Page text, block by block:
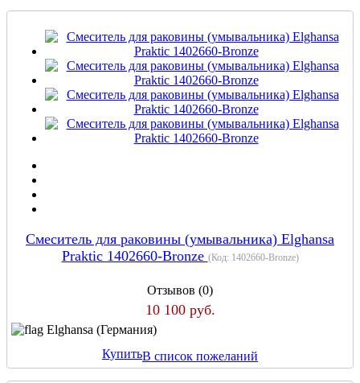
Смеситель для раковины (умывальника) Elghansa
Praktic 1402660-Bronze (Код: 1402660-Bronze)
Отзывов (0)
10 100 руб.
Elghansa (Германия)
КупитьВ список пожеланий